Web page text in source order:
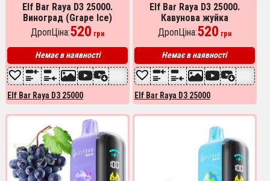
Elf Bar Raya D3 25000.
Виноград (Grape Ice)
ДропЦіна:520 грн
Немає в наявності
Elf Bar Raya D3 25000
Elf Bar Raya D3 25000.
Кавунова жуйка
(Watermelon Bubble Gum)
ДропЦіна:520 грн
Немає в наявності
Elf Bar Raya D3 25000